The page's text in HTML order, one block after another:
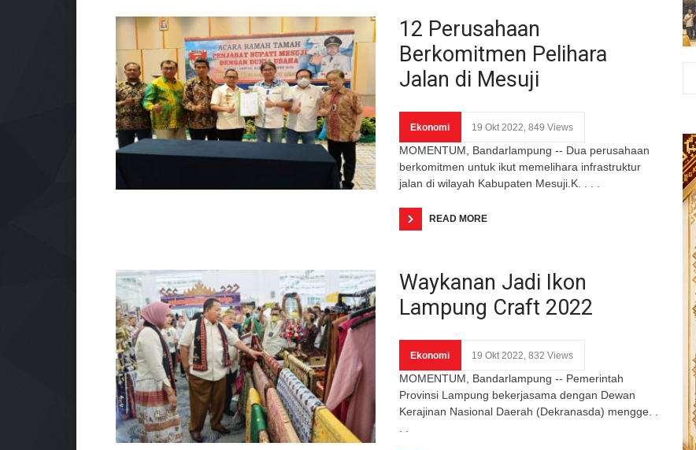
12 Perusahaan
Berkomitmen Pelihara
Jalan di Mesuji
Ekonomi 19 Okt 2022, 849 Views
MOMENTUM, Bandarlampung -- Dua perusahaan
berkomitmen untuk ikut memelihara infrastruktur
jalan di wilayah Kabupaten Mesuji.K. . . .
READ MORE
Waykanan Jadi Ikon
Lampung Craft 2022
Ekonomi 19 Okt 2022, 832 Views
MOMENTUM, Bandarlampung -- Pemerintah
Provinsi Lampung bekerjasama dengan Dewan
Kerajinan Nasional Daerah (Dekranasda) mengge. .